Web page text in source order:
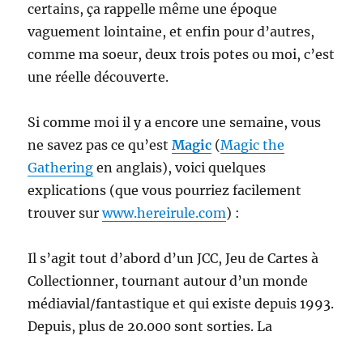
certains, ça rappelle même une époque
vaguement lointaine, et enfin pour d’autres,
comme ma soeur, deux trois potes ou moi, c’est
une réelle découverte.
Si comme moi il y a encore une semaine, vous
ne savez pas ce qu’estMagic (Magic the
Gathering en anglais), voici quelques
explications (que vous pourriez facilement
trouver surwww.hereirule.com) :
Il s’agit tout d’abord d’un JCC, Jeu de Cartes à
Collectionner, tournant autour d’un monde
médiavial/fantastique et qui existe depuis 1993.
Depuis, plus de 20.000 sont sorties. La